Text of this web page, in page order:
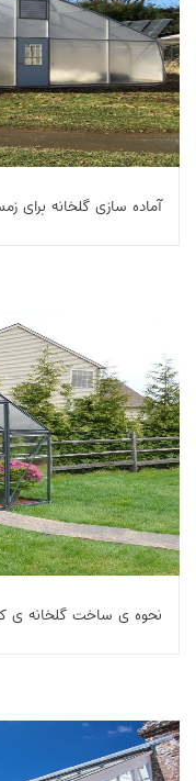
با گذار از پاییز به
آماده سازی گلخانه
این مقاله به اصول
نحوه ی ساخت گلخانه ی